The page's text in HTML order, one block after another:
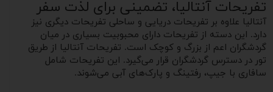
تفریحات آنتالیا، تضمینی برای لذت سفر
آنتالیا علاوه بر تفریحات دریایی و ساحلی تفریحات دیگری نیز
دارد. این دسته از تفریحات دارای محبوبیت بسیاری در میان
گردشگران اعم از بزرگ و کوچک است. تفریحات آنتالیا از طریق
تور در دسترس گردشگران قرار می‌گیرد. این تفریحات شامل
سافاری با جیپ، رفتینگ و پارک‌های آبی می‌شوند.